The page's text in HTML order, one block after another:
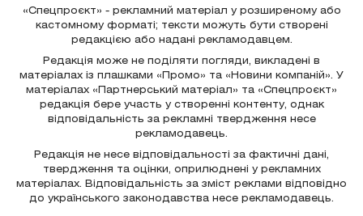
«Спецпроєкт» - рекламний матеріал у розширеному або
кастомному форматі; тексти можуть бути створені
редакцією або надані рекламодавцем.
Редакція може не поділяти погляди, викладені в
матеріалах із плашками «Промо» та «Новини компаній». У
матеріалах «Партнерський матеріал» та «Спецпроєкт»
редакція бере участь у створенні контенту, однак
відповідальність за рекламні твердження несе
рекламодавець.
Редакція не несе відповідальності за фактичні дані,
твердження та оцінки, оприлюднені у рекламних
матеріалах. Відповідальність за зміст реклами відповідно
до українського законодавства несе рекламодавець.